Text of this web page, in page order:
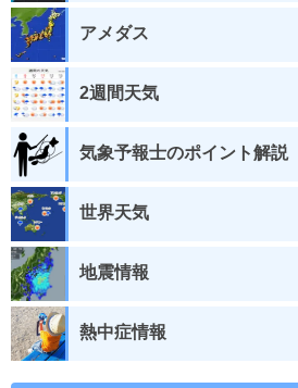
アメダス
2週間天気
気象予報士のポイント解説
世界天気
地震情報
熱中症情報